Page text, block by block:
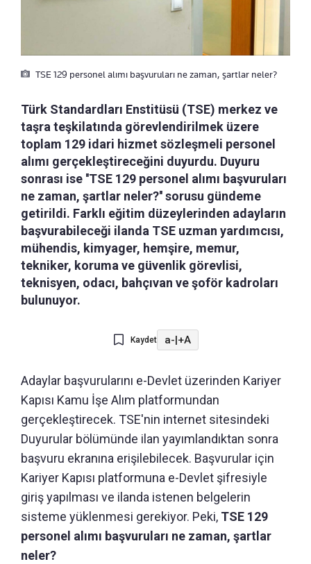
TSE 129 personel alımı başvuruları ne zaman, şartlar neler?
Türk Standardları Enstitüsü (TSE) merkez ve
taşra teşkilatında görevlendirilmek üzere
toplam 129 idari hizmet sözleşmeli personel
alımı gerçekleştireceğini duyurdu. Duyuru
sonrası ise ''TSE 129 personel alımı başvuruları
ne zaman, şartlar neler?'' sorusu gündeme
getirildi. Farklı eğitim düzeylerinden adayların
başvurabileceği ilanda TSE uzman yardımcısı,
mühendis, kimyager, hemşire, memur,
tekniker, koruma ve güvenlik görevlisi,
teknisyen, odacı, bahçıvan ve şoför kadroları
bulunuyor.
Kaydet a-|+A
Adaylar başvurularını e-Devlet üzerinden Kariyer
Kapısı Kamu İşe Alım platformundan
gerçekleştirecek. TSE'nin internet sitesindeki
Duyurular bölümünde ilan yayımlandıktan sonra
başvuru ekranına erişilebilecek. Başvurular için
Kariyer Kapısı platformuna e-Devlet şifresiyle
giriş yapılması ve ilanda istenen belgelerin
sisteme yüklenmesi gerekiyor. Peki, TSE 129
personel alımı başvuruları ne zaman, şartlar
neler?